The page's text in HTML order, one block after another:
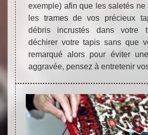
exemple) afin que les saletés ne
les trames de vos précieux
débris incrustés dans votre
déchirer votre tapis sans que
remarqué alors pour éviter
aggravée, pensez à entretenir